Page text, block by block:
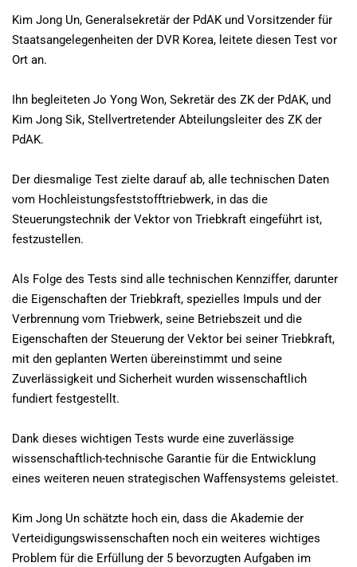
Kim Jong Un, Generalsekretär der PdAK und Vorsitzender für
Staatsangelegenheiten der DVR Korea, leitete diesen Test vor
Ort an.
Ihn begleiteten Jo Yong Won, Sekretär des ZK der PdAK, und
Kim Jong Sik, Stellvertretender Abteilungsleiter des ZK der
PdAK.
Der diesmalige Test zielte darauf ab, alle technischen Daten
vom Hochleistungsfeststofftriebwerk, in das die
Steuerungstechnik der Vektor von Triebkraft eingeführt ist,
festzustellen.
Als Folge des Tests sind alle technischen Kennziffer, darunter
die Eigenschaften der Triebkraft, spezielles Impuls und der
Verbrennung vom Triebwerk, seine Betriebszeit und die
Eigenschaften der Steuerung der Vektor bei seiner Triebkraft,
mit den geplanten Werten übereinstimmt und seine
Zuverlässigkeit und Sicherheit wurden wissenschaftlich
fundiert festgestellt.
Dank dieses wichtigen Tests wurde eine zuverlässige
wissenschaftlich-technische Garantie für die Entwicklung
eines weiteren neuen strategischen Waffensystems geleistet.
Kim Jong Un schätzte hoch ein, dass die Akademie der
Verteidigungswissenschaften noch ein weiteres wichtiges
Problem für die Erfüllung der 5 bevorzugten Aufgaben im